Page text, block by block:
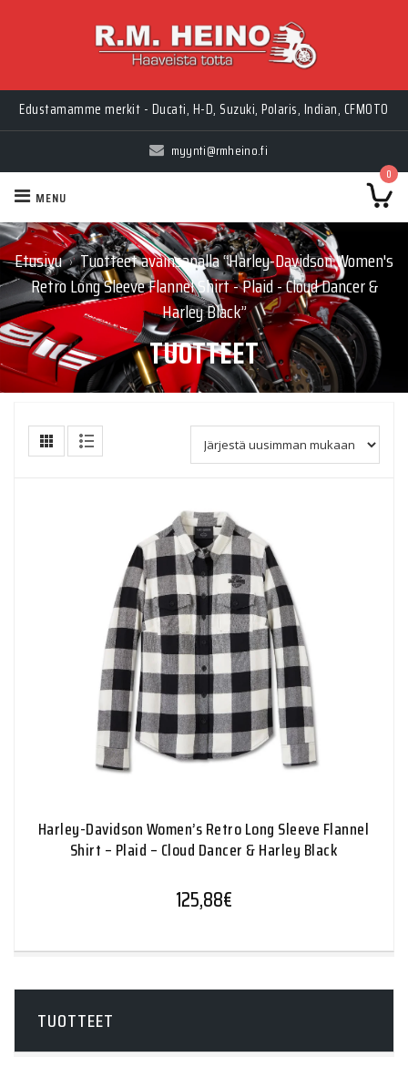
Edustamamme merkit - Ducati, H-D, Suzuki, Polaris, Indian, CFMOTO
myynti@rmheino.fi
0
MENU
Etusivu › Tuotteet avainsanalla “Harley-Davidson Women's
Retro Long Sleeve Flannel Shirt - Plaid - Cloud Dancer &
Harley Black”
TUOTTEET
Harley-Davidson Women’s Retro Long Sleeve Flannel
Shirt – Plaid – Cloud Dancer & Harley Black
125,88€
TUOTTEET